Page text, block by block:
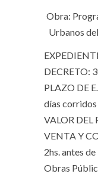
Obra:
Urbanos
DECRETO:
PLAZO DE
días corridos
VALOR DEL
VENTA Y
2hs. antes
Obras